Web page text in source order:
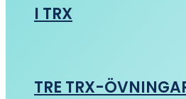
I TRX
TRE TRX-